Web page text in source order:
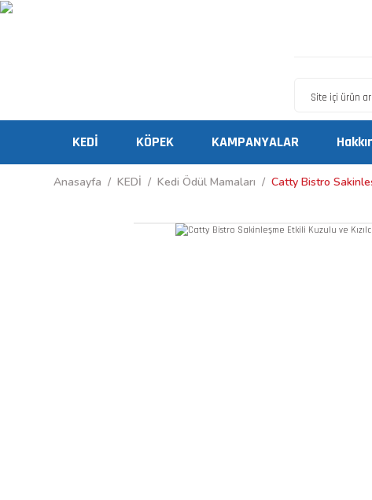
KEDİ KÖPEK KAMPANYALAR
Anasayfa KEDİ Kedi Ödül Mamaları Catty Bistro